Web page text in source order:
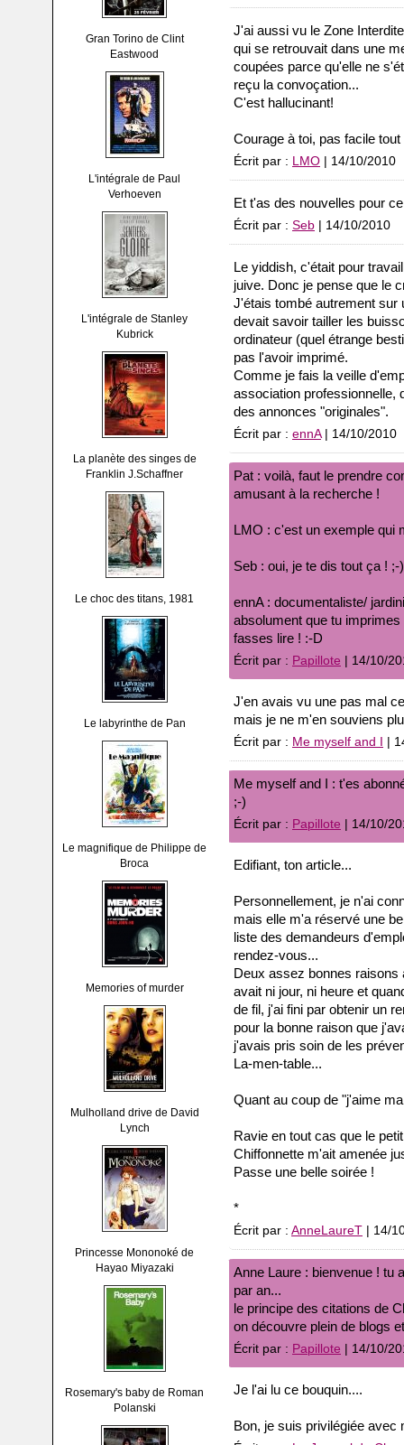
Gran Torino de Clint
Eastwood
L'intégrale de Paul
Verhoeven
L'intégrale de Stanley
Kubrick
La planète des singes de
Franklin J.Schaffner
Le choc des titans, 1981
Le labyrinthe de Pan
Le magnifique de Philippe de
Broca
Memories of murder
Mulholland drive de David
Lynch
Princesse Mononoké de
Hayao Miyazaki
Rosemary's baby de Roman
Polanski
J'ai aussi vu le Zone
qui se retrouvait dans une
coupées parce qu'elle ne
reçu la convoçation...
C'est hallucinant!
Courage à toi, pas facile tout
Écrit par : LMO | 14/10/2010
Et t'as des nouvelles pour
Écrit par : Seb | 14/10/2010
Le yiddish, c'était pour
juive. Donc je pense que le
J'étais tombé autrement sur
devait savoir tailler les
ordinateur (quel étrange
pas l'avoir imprimé.
Comme je fais la veille
association professionnelle,
des annonces "originales".
Écrit par : ennA| 14/10/2010
Pat : voilà, faut le prendre
amusant à la recherche !
LMO : c'est un exemple qui
Seb : oui, je te dis tout ça ! ;-)
ennA : documentaliste/
absolument que tu
fasses lire ! :-D
Écrit par : Papillote | 14/10/
J'en avais vu une pas mal
mais je ne m'en souviens
Écrit par : Me myself and I |
Me myself and I : t'es
;-)
Écrit par : Papillote | 14/10/
Edifiant, ton article...
Personnellement, je n'ai
mais elle m'a réservé une
liste des demandeurs
rendez-vous...
Deux assez bonnes raisons
avait ni jour, ni heure et
de fil, j'ai fini par obtenir un
pour la bonne raison que
j'avais pris soin de les
La-men-table...
Quant au coup de "j'aime
Ravie en tout cas que le
Chiffonnette m'ait amenée
Passe une belle soirée !
*
Écrit par : AnneLaureT | 14/
Anne Laure : bienvenue ! tu
par an...
le principe des citations de
on découvre plein de blogs
Écrit par : Papillote | 14/10/
Je l'ai lu ce bouquin....
Bon, je suis privilégiée avec